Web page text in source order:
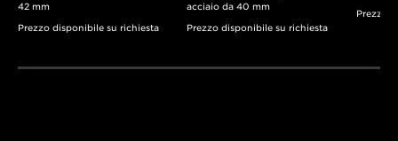
42 mm
Prezzo disponibile su richiesta
acciaio da 40 mm
Prezzo disponibile su richiesta
Prezzo